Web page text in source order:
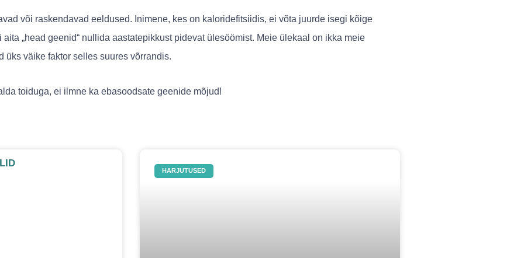
või raskendavad eeldused. Inimene, kes on kaloridefitsiidis, ei võta juurde isegi kõige
aita „head geenid“ nullida aastatepikkust pidevat ülesöömist. Meie ülekaal on ikka meie
üks väike faktor selles suures võrrandis.
toiduga, ei ilmne ka ebasoodsate geenide mõjud!
HARJUTUSED